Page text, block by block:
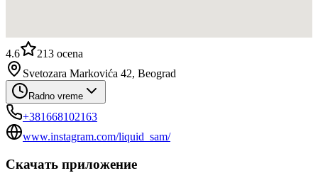
4.6 213 ocena
Svetozara Markovića 42, Beograd
Radno vreme
+381668102163
www.instagram.com/liquid_sam/
Скачать приложение